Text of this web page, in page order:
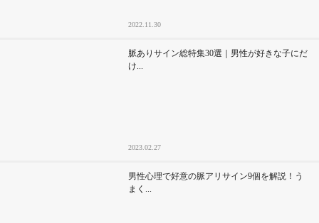
2022.11.30
脈ありサイン総特集30選｜男性が好きな子にだ
け...
2023.02.27
男性心理で好意の脈アリサイン9個を解説！う
まく...